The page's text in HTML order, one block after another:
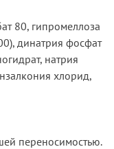
80, гипромеллоза
динатрия фосфат
натрия
хлорид,
переносимостью.